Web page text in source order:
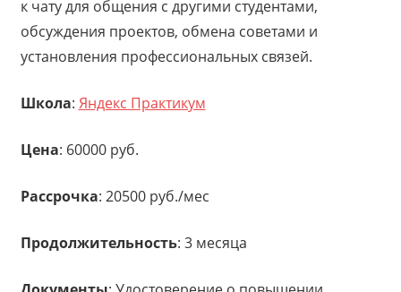
к чату для общения с другими студентами,
обсуждения проектов, обмена советами и
установления профессиональных связей.
Школа: Яндекс Практикум
Цена: 60000 руб.
Рассрочка: 20500 руб./мес
Продолжительность: 3 месяца